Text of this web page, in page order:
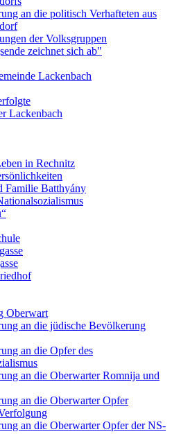
an die politisch Verhafteten aus
der Volksgruppen
zeichnet sich ab"
Lackenbach
Lackenbach
in Rechnitz
Familie Batthyány
Oberwart
an die jüdische Bevölkerung
an die Opfer des
an die Oberwarter Romnija und
an die Oberwarter Opfer
an die Oberwarter Opfer der NS-